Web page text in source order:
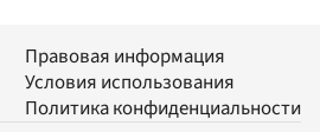
Правовая информация
Условия использования
Политика конфиденциальности